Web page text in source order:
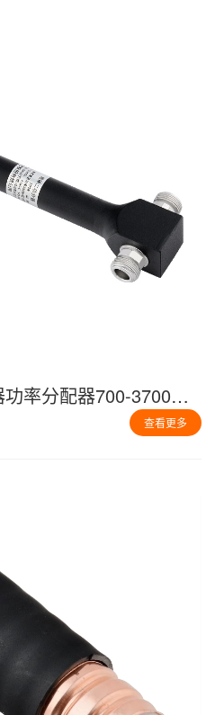
武汉4G/5G腔体功分器功率分配器700-3700MHz
查看更多